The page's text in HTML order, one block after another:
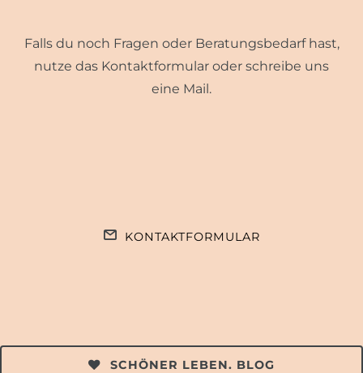
Falls du noch Fragen oder Beratungsbedarf hast,
nutze das Kontaktformular oder schreibe uns
eine Mail.
KONTAKTFORMULAR
SCHÖNER LEBEN. BLOG